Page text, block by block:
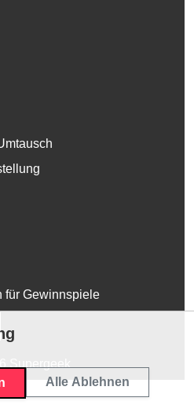
für Gewinnspiele
Alle Ablehnen